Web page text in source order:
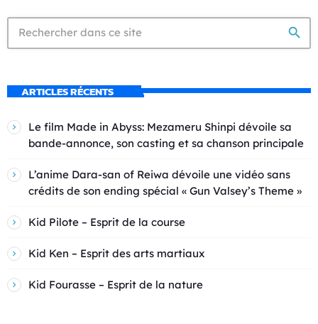
search
ARTICLES RÉCENTS
Le film Made in Abyss: Mezameru Shinpi dévoile sa
bande-annonce, son casting et sa chanson principale
L’anime Dara-san of Reiwa dévoile une vidéo sans
crédits de son ending spécial « Gun Valsey’s Theme »
Kid Pilote – Esprit de la course
Kid Ken – Esprit des arts martiaux
Kid Fourasse – Esprit de la nature